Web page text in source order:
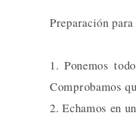
Preparación
1. Ponemos
Comprobamos
2. Echamos en